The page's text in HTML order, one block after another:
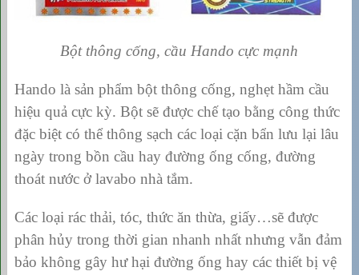
Bột thông cống, cầu Hando cực mạnh
Hando là sản phẩm bột thông cống, nghẹt hầm cầu
hiệu quả cực kỳ. Bột sẽ được chế tạo bằng công thức
đặc biệt có thể thông sạch các loại cặn bẩn lưu lại lâu
ngày trong bồn cầu hay đường ống cống, đường
thoát nước ở lavabo nhà tắm.
Các loại rác thải, tóc, thức ăn thừa, giấy…sẽ được
phân hủy trong thời gian nhanh nhất nhưng vẫn đảm
bảo không gây hư hại đường ống hay các thiết bị vệ